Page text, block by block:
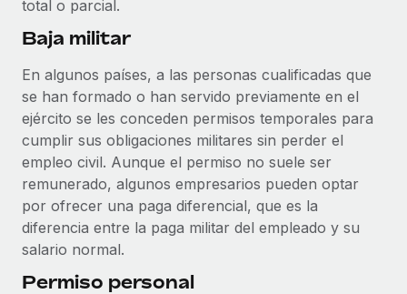
total o parcial.
Baja militar
En algunos países, a las personas cualificadas que
se han formado o han servido previamente en el
ejército se les conceden permisos temporales para
cumplir sus obligaciones militares sin perder el
empleo civil. Aunque el permiso no suele ser
remunerado, algunos empresarios pueden optar
por ofrecer una paga diferencial, que es la
diferencia entre la paga militar del empleado y su
salario normal.
Permiso personal